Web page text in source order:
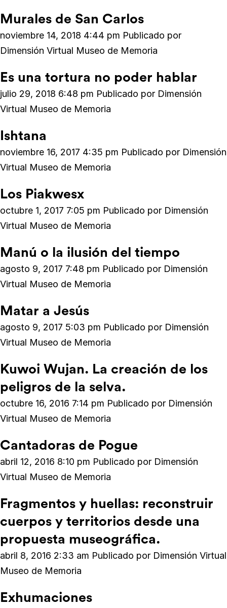
Murales de San Carlos
noviembre 14, 2018 4:44 pm Publicado por
Dimensión Virtual Museo de Memoria
Es una tortura no poder hablar
julio 29, 2018 6:48 pm Publicado por Dimensión
Virtual Museo de Memoria
Ishtana
noviembre 16, 2017 4:35 pm Publicado por Dimensión
Virtual Museo de Memoria
Los Piakwesx
octubre 1, 2017 7:05 pm Publicado por Dimensión
Virtual Museo de Memoria
Manú o la ilusión del tiempo
agosto 9, 2017 7:48 pm Publicado por Dimensión
Virtual Museo de Memoria
Matar a Jesús
agosto 9, 2017 5:03 pm Publicado por Dimensión
Virtual Museo de Memoria
Kuwoi Wujan. La creación de los
peligros de la selva.
octubre 16, 2016 7:14 pm Publicado por Dimensión
Virtual Museo de Memoria
Cantadoras de Pogue
abril 12, 2016 8:10 pm Publicado por Dimensión
Virtual Museo de Memoria
Fragmentos y huellas: reconstruir
cuerpos y territorios desde una
propuesta museográfica.
abril 8, 2016 2:33 am Publicado por Dimensión Virtual
Museo de Memoria
Exhumaciones